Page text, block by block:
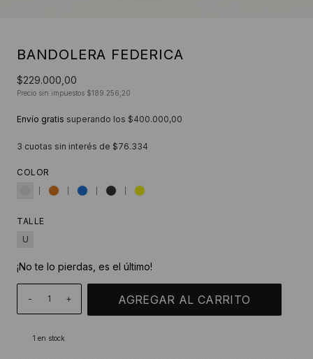
BANDOLERA FEDERICA
$229.000,00
Precio sin impuestos $189.256,20
Envío gratis superando los $400.000,00
3 cuotas sin interés de $76.334
COLOR
TALLE
U
¡No te lo pierdas, es el último!
- +
1 en stock